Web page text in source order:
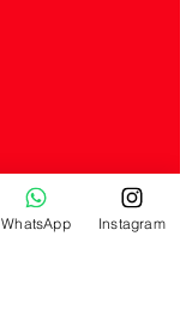
WhatsApp Instagram